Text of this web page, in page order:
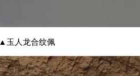
▲玉人龙合纹佩